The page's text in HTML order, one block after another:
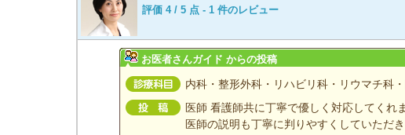
評価 4/ 5 点 - 1 件のレビュー
お医者さんガイド からの投稿
内科・整形外科・リハビリ科・リウマチ科
医師 看護師共に丁寧で優しく対応してくれ
医師の説明も丁寧に判りやすくしていただき